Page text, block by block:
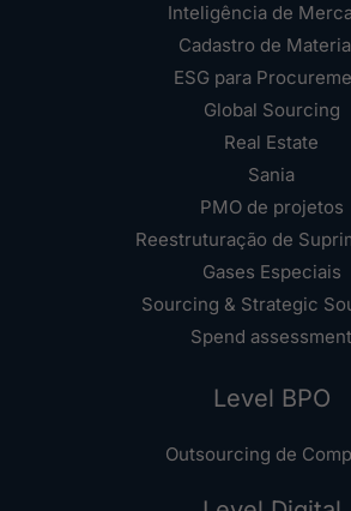
Inteligência de
Cadastro de
ESG para
Global Sourcing
Real Estate
Sania
PMO de projetos
Reestruturação de
Gases Especiais
Sourcing & Strategic
Spend assessment
Level BPO
Outsourcing de